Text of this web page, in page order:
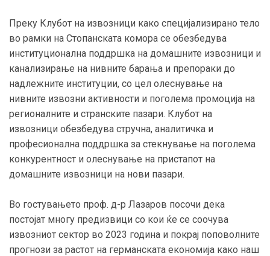
Преку Клубот на извозници како специјализирано тело
во рамки на Стопанската комора се обезбедува
институционална поддршка на домашните извозници и
канализирање на нивните барања и препораки до
надлежните институции, со цел олеснување на
нивните извозни активности и поголема промоција на
регионалните и странските пазари. Клубот на
извозници обезбедува стручна, аналитичка и
професионална поддршка за стекнување на поголема
конкурентност и олеснување на пристапот на
домашните извозници на нови пазари.
Во гостувањето проф. д-р Лазаров посочи дека
постојат многу предизвици со кои ќе се соочува
извозниот сектор во 2023 година и покрај поповолните
прогнози за растот на германската економија како наш